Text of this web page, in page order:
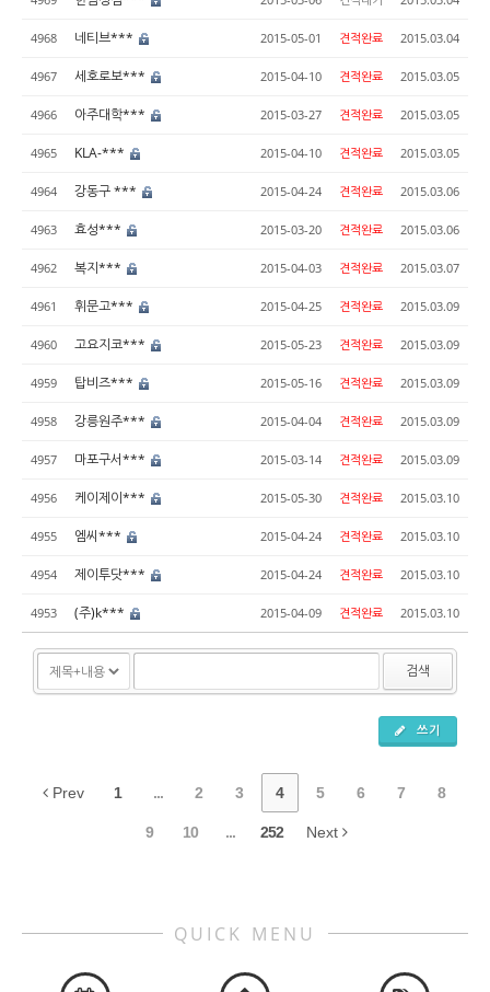
4968 네티브*** 2015-05-01 견적완료 2015.03.04
4967 세호로보*** 2015-04-10 견적완료 2015.03.05
4966 아주대학*** 2015-03-27 견적완료 2015.03.05
4965 KLA-*** 2015-04-10 견적완료 2015.03.05
4964 강동구 *** 2015-04-24 견적완료 2015.03.06
4963 효성*** 2015-03-20 견적완료 2015.03.06
4962 복지*** 2015-04-03 견적완료 2015.03.07
4961 휘문고*** 2015-04-25 견적완료 2015.03.09
4960 고요지코*** 2015-05-23 견적완료 2015.03.09
4959 탑비즈*** 2015-05-16 견적완료 2015.03.09
4958 강릉원주*** 2015-04-04 견적완료 2015.03.09
4957 마포구서*** 2015-03-14 견적완료 2015.03.09
4956 케이제이*** 2015-05-30 견적완료 2015.03.10
4955 엠씨*** 2015-04-24 견적완료 2015.03.10
4954 제이투닷*** 2015-04-24 견적완료 2015.03.10
4953 (주)k*** 2015-04-09 견적완료 2015.03.10
검색
쓰기
Prev 1 ... 2 3 4 5 6 7 8
9 10 ... 252 Next
QUICK MENU